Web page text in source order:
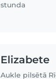
stunda
Elizabete
Aukle pilsētā